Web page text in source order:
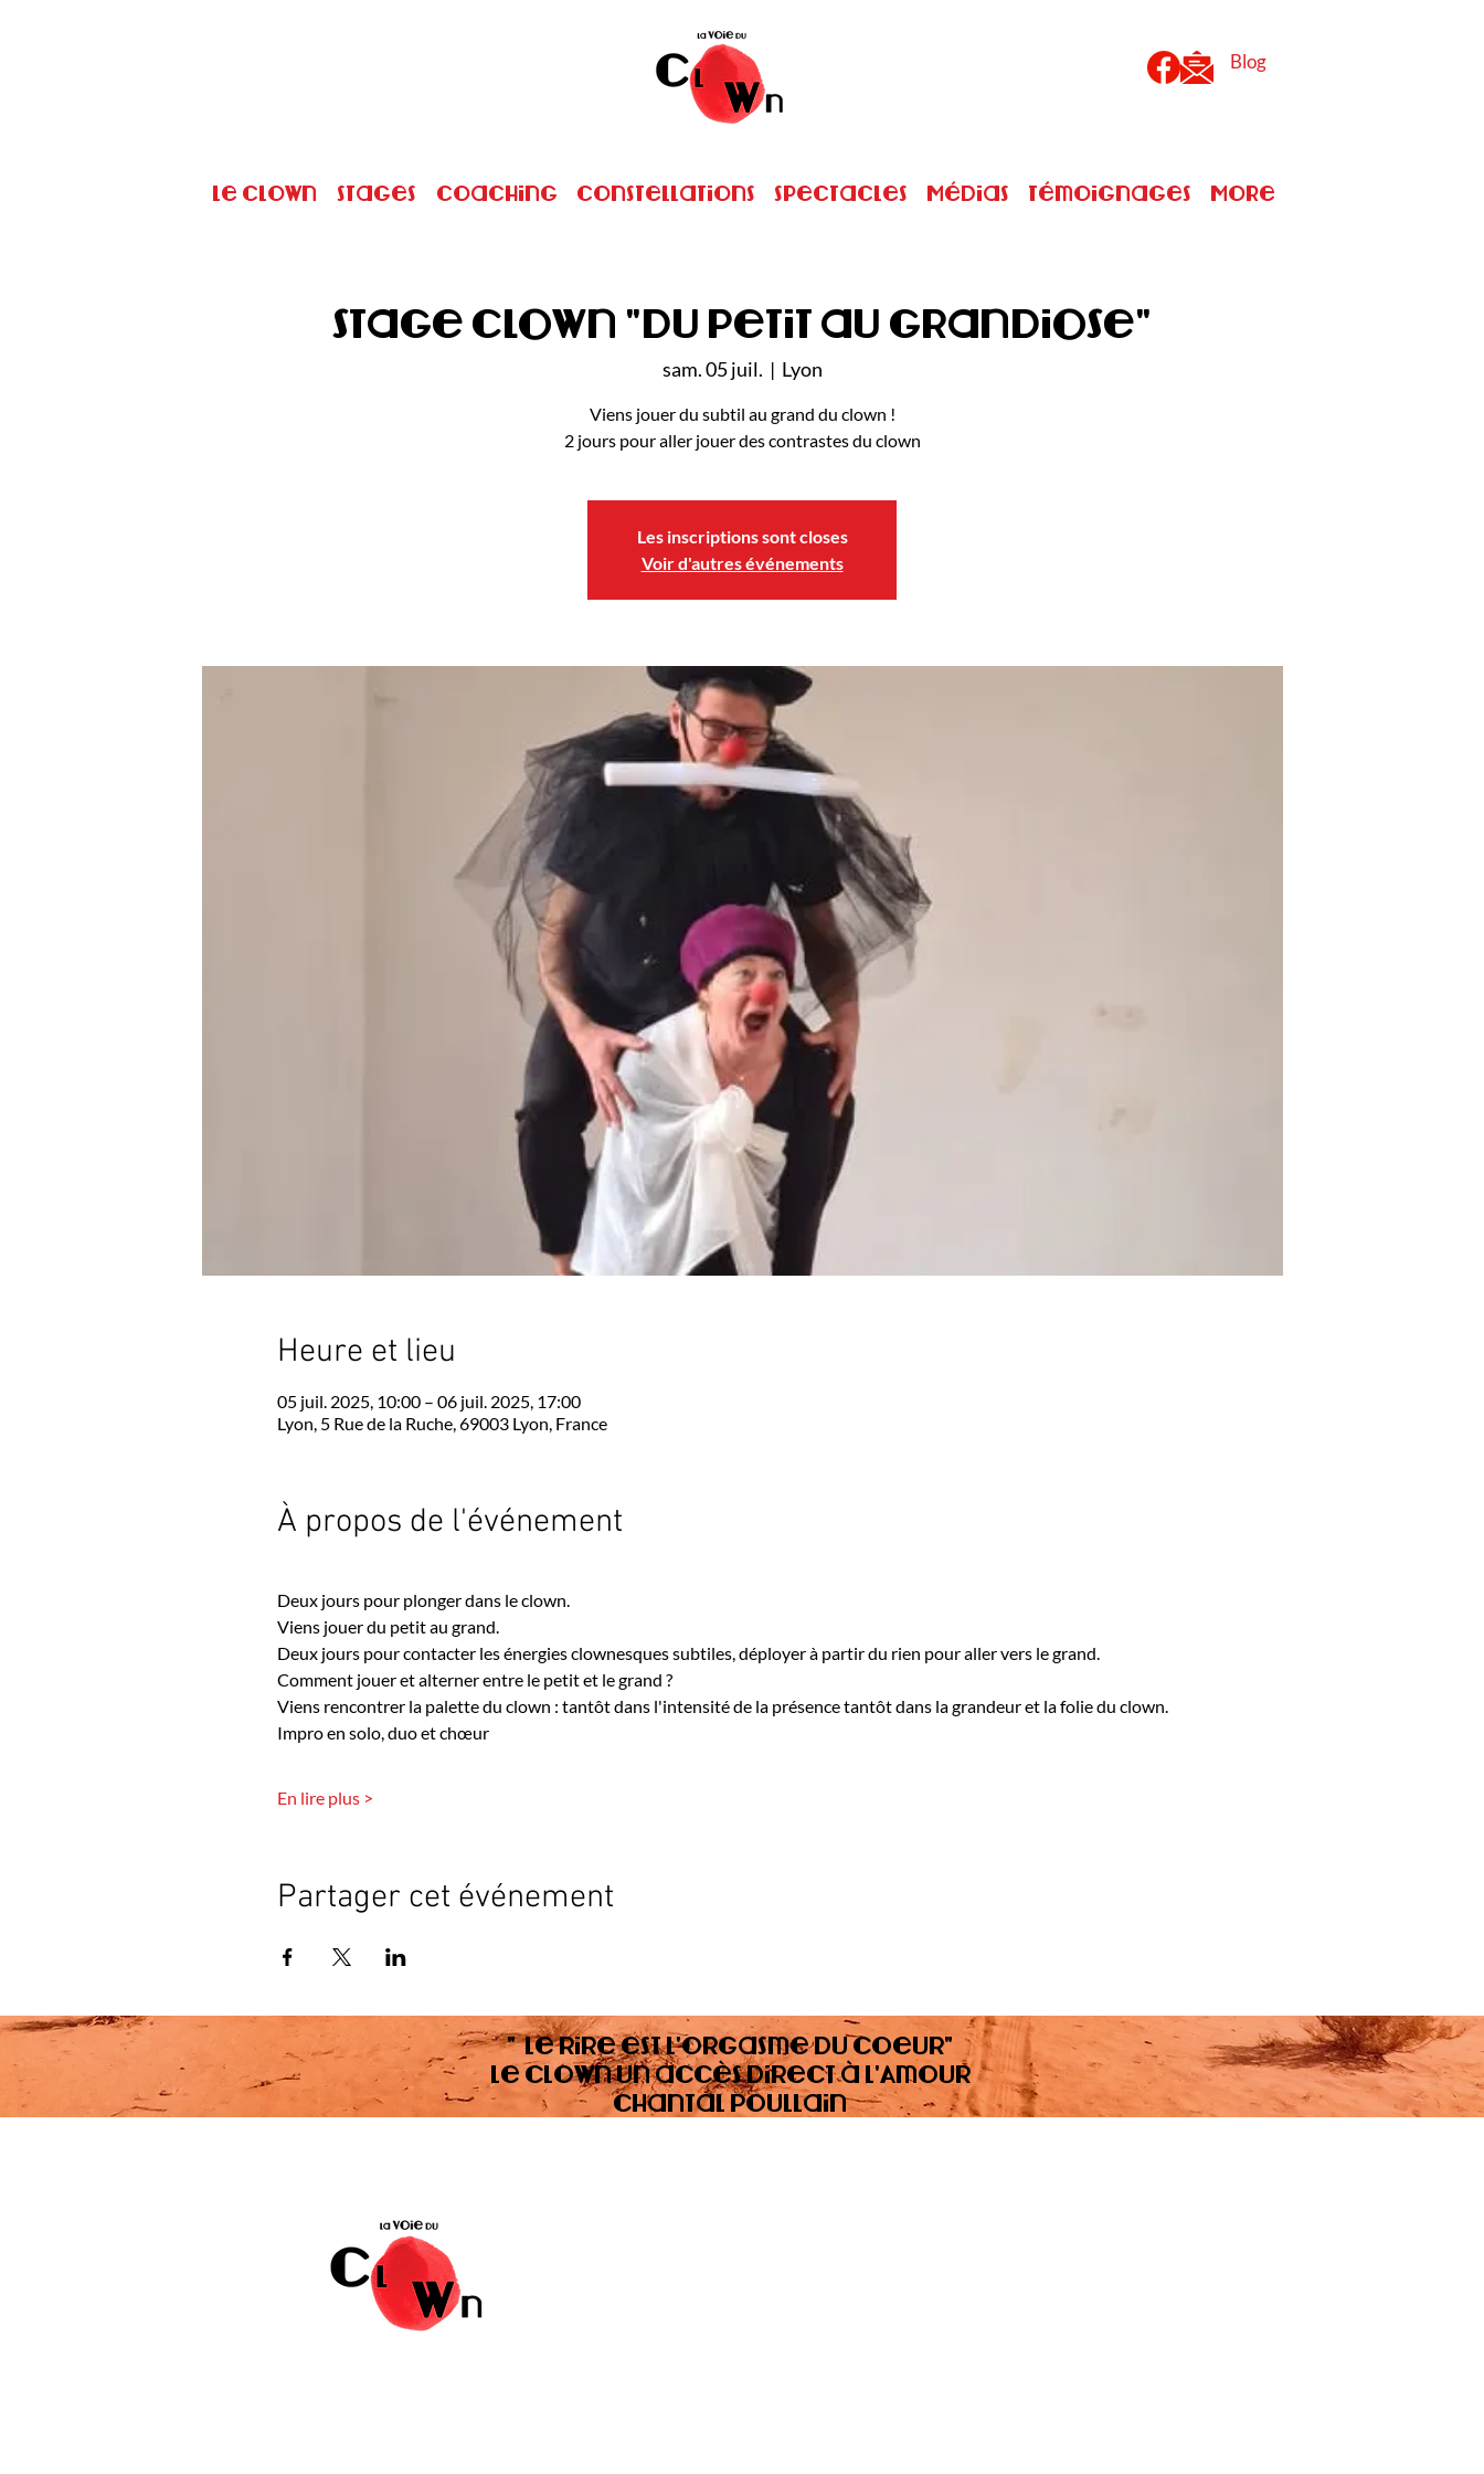
Le Clown Stages Coaching Constellations Spectacles Médias Témoignages More
Blog
Stage clown "du petit au grandiose"
sam. 05 juil.
  |
Lyon
Viens jouer du subtil au grand du clown !
2 jours pour aller jouer des contrastes du clown
Les inscriptions sont closes
Voir d'autres événements
Heure et lieu
05 juil. 2025, 10:00 – 06 juil. 2025, 17:00
Lyon, 5 Rue de la Ruche, 69003 Lyon, France
À propos de l'événement
Deux jours pour plonger dans le clown.
Viens jouer du petit au grand.
Deux jours pour contacter les énergies clownesques subtiles, déployer à partir du rien pour aller vers le grand.
Comment jouer et alterner entre le petit et le grand ?
Viens rencontrer la palette du clown : tantôt dans l'intensité de la présence tantôt dans la grandeur et la folie du clown.
Impro en solo, duo et chœur
En lire plus >
Partager cet événement
" Le rire est l'orgasme du coeur"
Le clown un accès direct à l'Amour
Chantal Poullain